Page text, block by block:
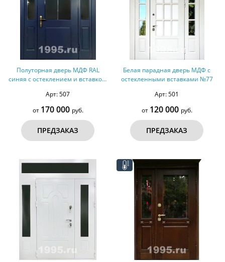
Полуторная дверь МДФ RAL
синяя с остеклением и вставкой,
Арт: 507
от 170 000 руб.
ПРЕДЗАКАЗ
Белая парадная дверь МДФ с
остекленными вставками №77
Арт: 501
от 120 000 руб.
ПРЕДЗАКАЗ